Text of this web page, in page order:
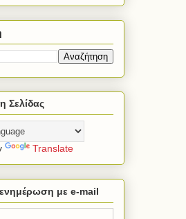
Σελίδας
Translate
με e-mail